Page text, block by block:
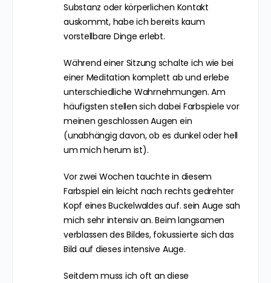
Substanz oder körperlichen Kontakt
auskommt, habe ich bereits kaum
vorstellbare Dinge erlebt.
Während einer Sitzung schalte ich wie bei
einer Meditation komplett ab und erlebe
unterschiedliche Wahrnehmungen. Am
häufigsten stellen sich dabei Farbspiele vor
meinen geschlossen Augen ein
(unabhängig davon, ob es dunkel oder hell
um mich herum ist).
Vor zwei Wochen tauchte in diesem
Farbspiel ein leicht nach rechts gedrehter
Kopf eines Buckelwaldes auf. sein Auge sah
mich sehr intensiv an. Beim langsamen
verblassen des Bildes, fokussierte sich das
Bild auf dieses intensive Auge.
Seitdem muss ich oft an diese